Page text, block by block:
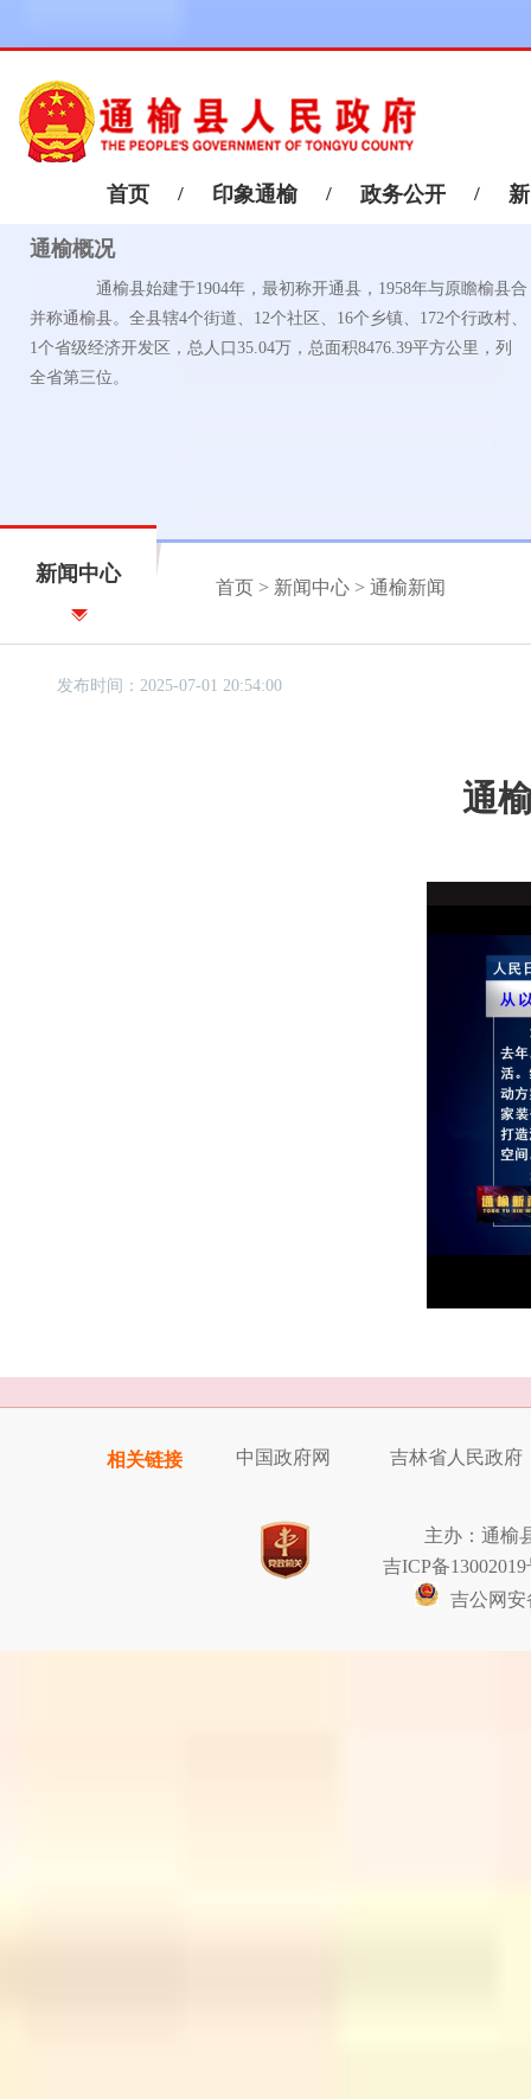
首页 / 印象通榆 / 政务公开 /
通榆概况
通榆县始建于1904年，最初称开通县，1958年与原瞻榆县合
并称通榆县。全县辖4个街道、12个社区、16个乡镇、172个行政村、
1个省级经济开发区，总人口35.04万，总面积8476.39平方公里，列
全省第三位。
新闻中心
首页 > 新闻中心 > 通榆新闻
发布时间：2025-07-01 20:54:00
通
相关链接 中国政府网 吉林省人民政府
主办：通榆
吉ICP备13002019
吉公网安